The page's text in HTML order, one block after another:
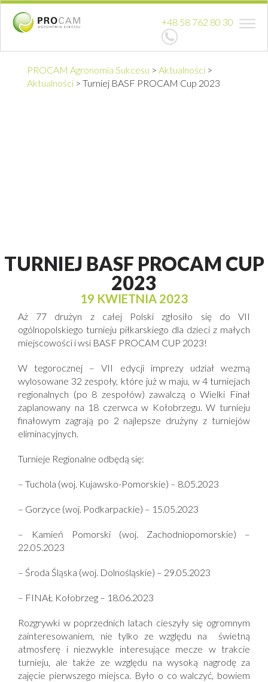
+48 58 762 80 30
PROCAM Agronomia Sukcesu > Aktualności >
Aktualności > Turniej BASF PROCAM Cup 2023
TURNIEJ BASF PROCAM CUP
2023
19 KWIETNIA 2023
Aż 77 drużyn z całej Polski zgłosiło się do VII
ogólnopolskiego turnieju piłkarskiego dla dzieci z małych
miejscowości i wsi BASF PROCAM CUP 2023!
W tegorocznej – VII edycji imprezy udział wezmą
wylosowane 32 zespoły, które już w maju, w 4 turniejach
regionalnych (po 8 zespołów) zawalczą o Wielki Finał
zaplanowany na 18 czerwca w Kołobrzegu. W turnieju
finałowym zagrają po 2 najlepsze drużyny z turniejów
eliminacyjnych.
Turnieje Regionalne odbędą się:
– Tuchola (woj. Kujawsko-Pomorskie) – 8.05.2023
– Gorzyce (woj. Podkarpackie) – 15.05.2023
– Kamień Pomorski (woj. Zachodniopomorskie) –
22.05.2023
– Środa Śląska (woj. Dolnośląskie) – 29.05.2023
– FINAŁ Kołobrzeg – 18.06.2023
Rozgrywki w poprzednich latach cieszyły się ogromnym
zainteresowaniem, nie tylko ze względu na świetną
atmosferę i niezwykle interesujące mecze w trakcie
turnieju, ale także ze względu na wysoką nagrodę za
zajęcie pierwszego miejsca. Było o co walczyć, bowiem